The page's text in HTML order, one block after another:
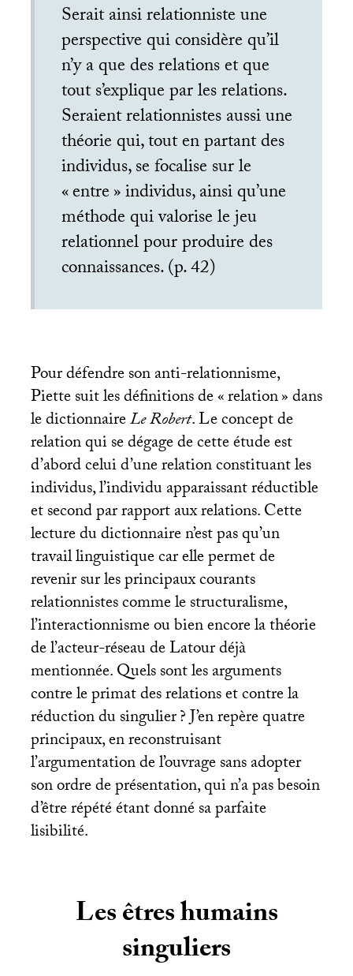
Serait ainsi relationniste une
perspective qui considère qu’il
n’y a que des relations et que
tout s’explique par les relations.
Seraient relationnistes aussi une
théorie qui, tout en partant des
individus, se focalise sur le
«entre» individus, ainsi qu’une
méthode qui valorise le jeu
relationnel pour produire des
connaissances. (p. 42)
Pour défendre son anti-relationnisme,
Piette suit les définitions de «relation» dans
le dictionnaireLe Robert. Le concept de
relation qui se dégage de cette étude est
d’abord celui d’une relation constituant les
individus, l’individu apparaissant réductible
et second par rapport aux relations. Cette
lecture du dictionnaire n’est pas qu’un
travail linguistique car elle permet de
revenir sur les principaux courants
relationnistes comme le structuralisme,
l’interactionnisme ou bien encore la théorie
de l’acteur-réseau de Latour déjà
mentionnée. Quels sont les arguments
contre le primat des relations et contre la
réduction du singulier? J’en repère quatre
principaux, en reconstruisant
l’argumentation de l’ouvrage sans adopter
son ordre de présentation, qui n’a pas besoin
d’être répété étant donné sa parfaite
lisibilité.
Les êtres humains
singuliers